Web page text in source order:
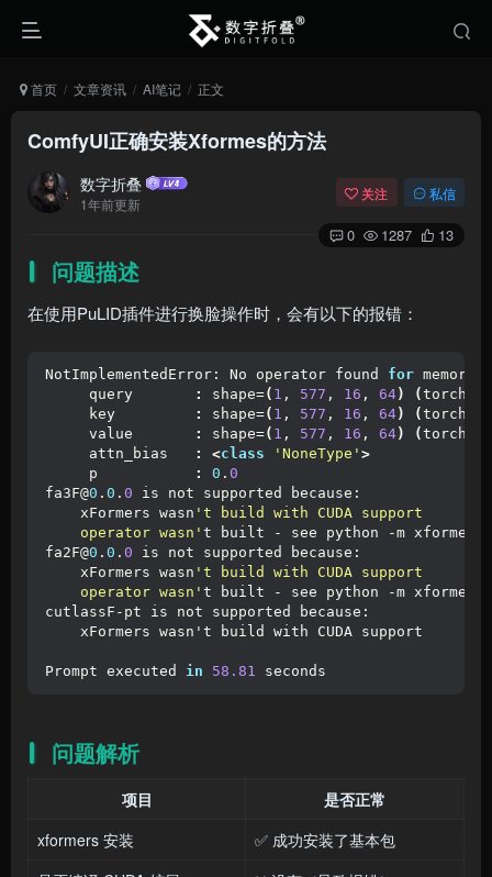
首页 文章资讯 AI笔记 正文
ComfyUI正确安装Xformes的方法
数字折叠
1年前更新
关注 私信
0 1287 13
问题描述
在使用PuLID插件进行换脸操作时，会有以下的报错：
NotImplementedError: No operator found for
     query
: shape=( 1 , 577 , 16 , 64) (torch.
     key
: shape=( 1 , 577 , 16 , 64) (torch.
     value
: shape=( 1 , 577 , 16 , 64) (torch.
     attn_bias
: <class 'NoneType' >
     p
: 0 . 0
fa3F@0 . 0 . 0 is not supported because:
    xFormers wasn
't build with CUDA support
    operator wasn'
t built - see python -m xformers.
fa2F@0 . 0 . 0 is not supported because:
    xFormers wasn
't build with CUDA support
    operator wasn'
t built - see python -m xformers.
cutlassF-pt is not supported because:
    xFormers wasn't build with CUDA support
Prompt executed in 58.81 seconds
问题解析
项目
是否正常
xformers 安装
✅ 成功安装了基本包